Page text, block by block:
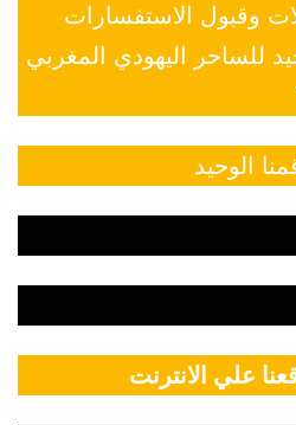
وقبول الاستفسارات
للساحر اليهودي المغربي
الوحيد
علي الانترنت